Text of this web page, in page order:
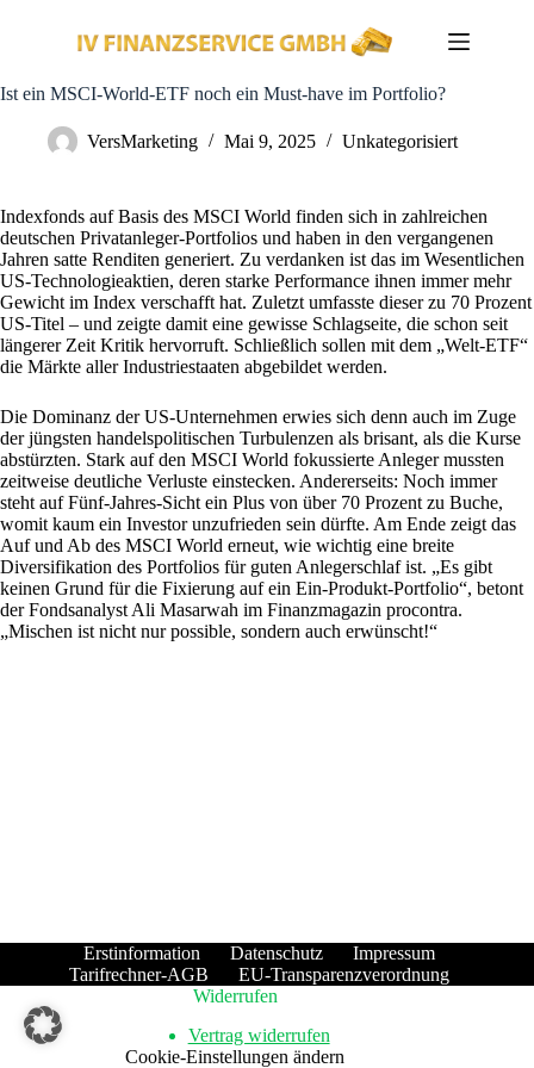
Ist ein MSCI-World-ETF noch ein Must-have im Portfolio?
VersMarketing Mai 9, 2025 Unkategorisiert
Indexfonds auf Basis des MSCI World finden sich in zahlreichen
deutschen Privatanleger-Portfolios und haben in den vergangenen
Jahren satte Renditen generiert. Zu verdanken ist das im Wesentlichen
US-Technologieaktien, deren starke Performance ihnen immer mehr
Gewicht im Index verschafft hat. Zuletzt umfasste dieser zu 70 Prozent
US-Titel – und zeigte damit eine gewisse Schlagseite, die schon seit
längerer Zeit Kritik hervorruft. Schließlich sollen mit dem „Welt-ETF“
die Märkte aller Industriestaaten abgebildet werden.
Die Dominanz der US-Unternehmen erwies sich denn auch im Zuge
der jüngsten handelspolitischen Turbulenzen als brisant, als die Kurse
abstürzten. Stark auf den MSCI World fokussierte Anleger mussten
zeitweise deutliche Verluste einstecken. Andererseits: Noch immer
steht auf Fünf-Jahres-Sicht ein Plus von über 70 Prozent zu Buche,
womit kaum ein Investor unzufrieden sein dürfte. Am Ende zeigt das
Auf und Ab des MSCI World erneut, wie wichtig eine breite
Diversifikation des Portfolios für guten Anlegerschlaf ist. „Es gibt
keinen Grund für die Fixierung auf ein Ein-Produkt-Portfolio“, betont
der Fondsanalyst Ali Masarwah im Finanzmagazin procontra.
„Mischen ist nicht nur possible, sondern auch erwünscht!“
Erstinformation Datenschutz
Impressum
Tarifrechner-AGB
EU-Transparenzverordnung
Widerrufen
Vertrag widerrufen
Cookie-Einstellungen ändern